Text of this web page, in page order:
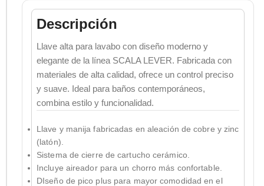
Descripción
Llave alta para lavabo con diseño moderno y
elegante de la línea SCALA LEVER. Fabricada con
materiales de alta calidad, ofrece un control preciso
y suave. Ideal para baños contemporáneos,
combina estilo y funcionalidad.
Llave y manija fabricadas en aleación de cobre y zinc
(latón).
Sistema de cierre de cartucho cerámico.
Incluye aireador para un chorro más confortable.
DIseño de pico plus para mayor comodidad en el